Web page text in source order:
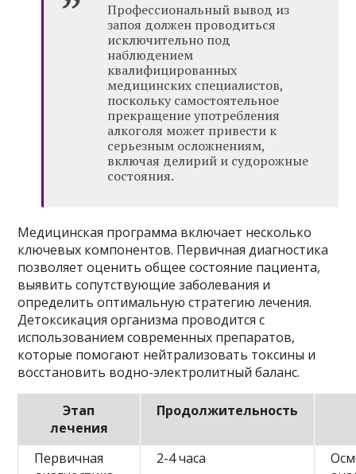
Профессиональный вывод из
запоя должен проводиться
исключительно под
наблюдением
квалифицированных
медицинских специалистов,
поскольку самостоятельное
прекращение употребления
алкоголя может привести к
серьезным осложнениям,
включая делирий и судорожные
состояния.
Медицинская программа включает несколько
ключевых компонентов. Первичная диагностика
позволяет оценить общее состояние пациента,
выявить сопутствующие заболевания и
определить оптимальную стратегию лечения.
Детоксикация организма проводится с
использованием современных препаратов,
которые помогают нейтрализовать токсины и
восстановить водно-электролитный баланс.
Этап
лечения
Продолжительность
Первичная
2-4 часа